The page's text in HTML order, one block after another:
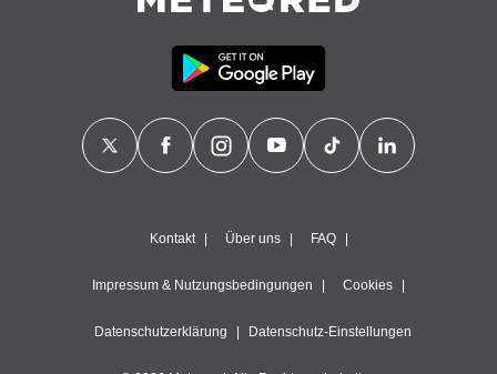
Kontakt Über uns FAQ
Impressum & Nutzungsbedingungen Cookies
Datenschutzerklärung Datenschutz-Einstellungen